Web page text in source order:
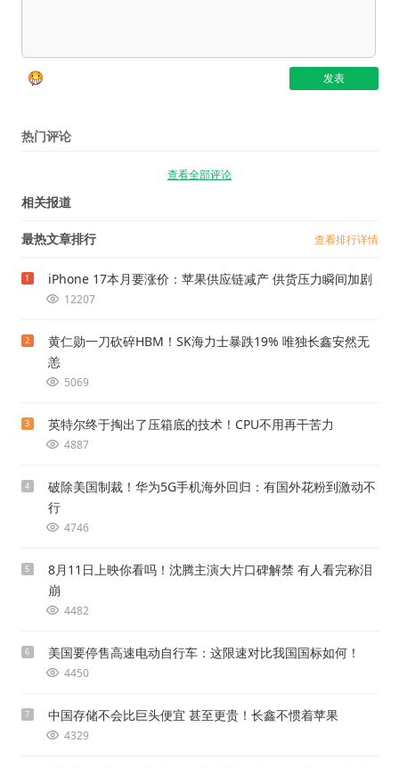
热门评论
查看全部评论
相关报道
最热文章排行 查看排行详情
1 iPhone 17本月要涨价：苹果供应链减产 供货压力瞬间加剧
12207
2
黄仁勋一刀砍碎HBM！SK海力士暴跌19% 唯独长鑫安然无
恙
5069
3 英特尔终于掏出了压箱底的技术！CPU不用再干苦力
4887
4
破除美国制裁！华为5G手机海外回归：有国外花粉到激动不
行
4746
5
8月11日上映你看吗！沈腾主演大片口碑解禁 有人看完称泪
崩
4482
6 美国要停售高速电动自行车：这限速对比我国国标如何！
4450
7 中国存储不会比巨头便宜 甚至更贵！长鑫不惯着苹果
4329